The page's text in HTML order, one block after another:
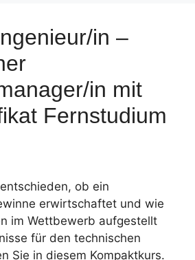
in –
in mit
Fernstudium
ob ein
erwirtschaftet und wie
im Wettbewerb aufgestellt
für den technischen
Sie in diesem Kompaktkurs.